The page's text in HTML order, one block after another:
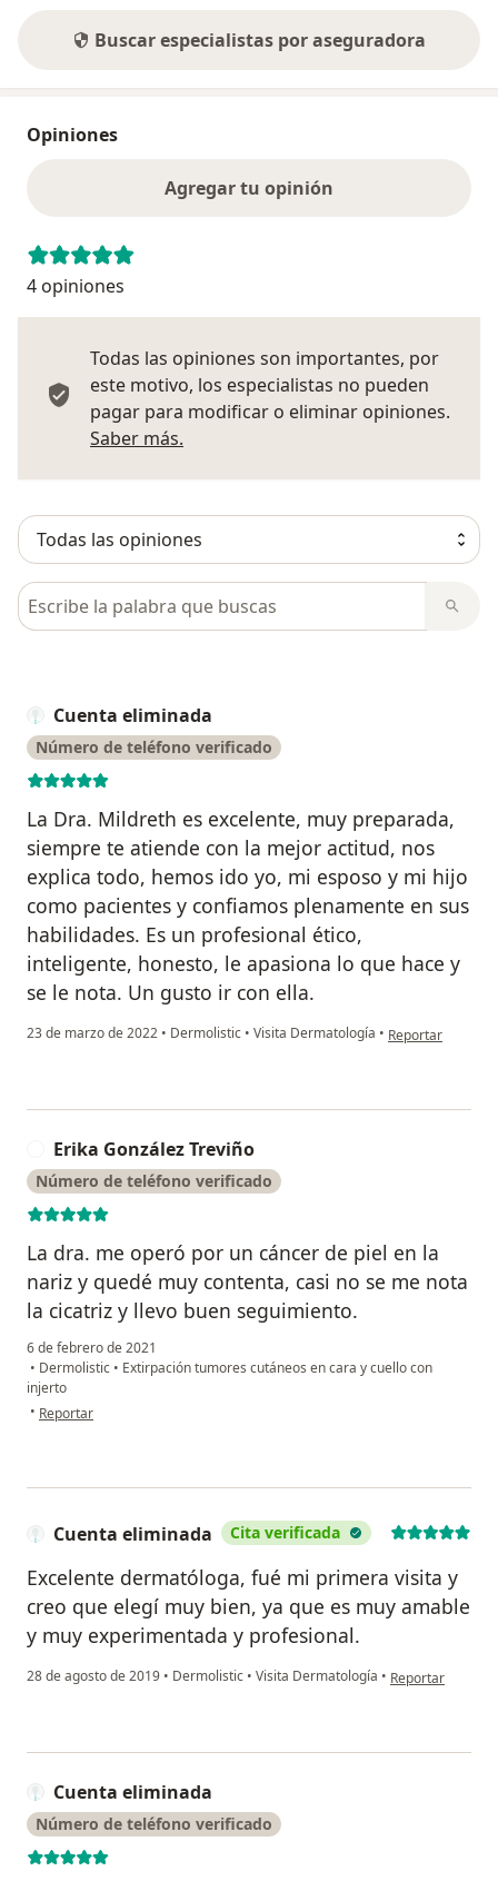
Buscar especialistas por aseguradora
Opiniones
Agregar tu opinión
4 opiniones
Todas las opiniones son importantes, por
este motivo, los especialistas no pueden
pagar para modificar o eliminar opiniones.
Saber más.
Busca en opiniones
Cuenta eliminada
Número de teléfono verificado
La Dra. Mildreth es excelente, muy preparada,
siempre te atiende con la mejor actitud, nos
explica todo, hemos ido yo, mi esposo y mi hijo
como pacientes y confiamos plenamente en sus
habilidades. Es un profesional ético,
inteligente, honesto, le apasiona lo que hace y
se le nota. Un gusto ir con ella.
23 de marzo de 2022 • Dermolistic • Visita Dermatología • en opinión del
Reportar
Erika González Treviño
Número de teléfono verificado
La dra. me operó por un cáncer de piel en la
nariz y quedé muy contenta, casi no se me nota
la cicatriz y llevo buen seguimiento.
6 de febrero de 2021
• Dermolistic • Extirpación tumores cutáneos en cara y cuello con
injerto
• en opinión del usuario Erika González Treviño
Reportar
Cuenta eliminada Cita verificada
Excelente dermatóloga, fué mi primera visita y
creo que elegí muy bien, ya que es muy amable
y muy experimentada y profesional.
28 de agosto de 2019 • Dermolistic • Visita Dermatología • en opinión del
Reportar
Cuenta eliminada
Número de teléfono verificado